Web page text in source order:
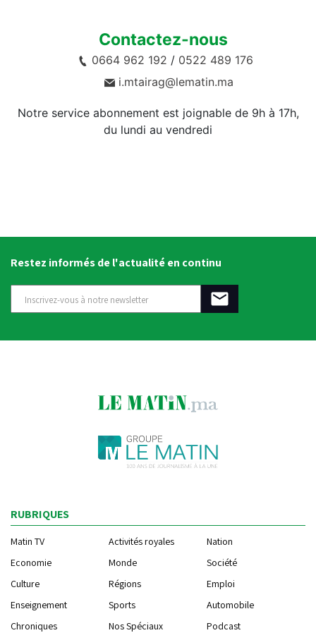
Contactez-nous
0664 962 192 / 0522 489 176
i.mtairag@lematin.ma
Notre service abonnement est joignable de 9h à 17h,
du lundi au vendredi
Restez informés de l'actualité en continu
RUBRIQUES
Matin TV Activités royales
Nation
Economie
Monde
Société
Culture
Régions
Emploi
Enseignement
Sports
Automobile
Chroniques
Nos Spéciaux Podcast